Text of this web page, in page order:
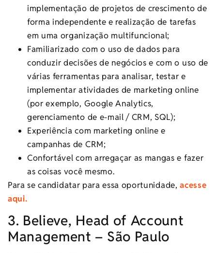
implementação de projetos de crescimento de
forma independente e realização de tarefas
em uma organização multifuncional;
Familiarizado com o uso de dados para
conduzir decisões de negócios e com o uso de
várias ferramentas para analisar, testar e
implementar atividades de marketing online
(por exemplo, Google Analytics,
gerenciamento de e-mail / CRM, SQL);
Experiência com marketing online e
campanhas de CRM;
Confortável com arregaçar as mangas e fazer
as coisas você mesmo.
Para se candidatar para essa oportunidade,acesse
aqui.
3. Believe, Head of Account
Management – São Paulo